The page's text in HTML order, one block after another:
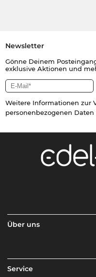
Newsletter
Gönne Deinem
exklusive Aktionen und
Weitere Informationen zur
personenbezogenen
Über uns
Service